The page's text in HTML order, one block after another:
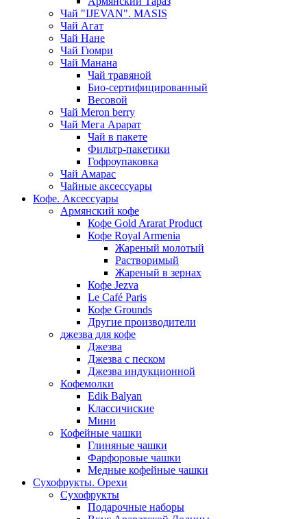
Чай "IJEVAN". MASIS
Чай Агат
Чай Нане
Чай Гюмри
Чай Манана
Чай травяной
Био-сертифицированный
Весовой
Чай Meron berry
Чай Мега Арарат
Чай в пакете
Фильтр-пакетики
Гофроупаковка
Чай Амарас
Чайные аксессуары
Кофе. Аксессуары
Армянский кофе
Кофе Gold Ararat Product
Кофе Royal Armenia
Жареный молотый
Растворимый
Жареный в зернах
Кофе Jezva
Le Café Paris
Кофе Grounds
Другие производители
джезва для кофе
Джезва
Джезва с песком
Джезва индукционной
Кофемолки
Edik Balyan
Классичиские
Мини
Кофейные чашки
Глиняные чашки
Фарфоровые чашки
Медные кофейные чашки
Сухофрукты. Орехи
Сухофрукты
Подарочные наборы